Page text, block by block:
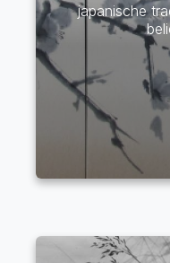
japanische